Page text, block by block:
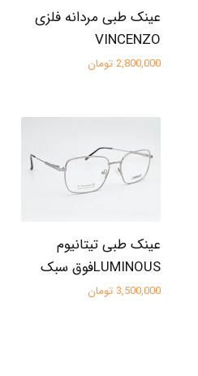
عینک طبی مردانه فلزی
VINCENZO
2,800,000 تومان
عینک طبی تیتانیوم
LUMINOUSفوق سبک
3,500,000 تومان